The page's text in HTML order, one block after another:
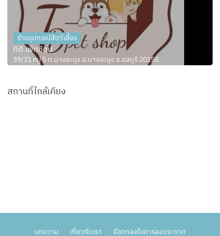
ร้านอุปกรณ์สัตว์เลี้ยง
ทีดี เพ็ทช็อป
39/31 หมู่ 5 ต.บางละมุง อ.บางละมุง จ.ชลบุรี 20150
สถานที่ใกล้เคียง
บทความ เกี่ยวกับเรา ข้อตกลงในการลงประกาศ